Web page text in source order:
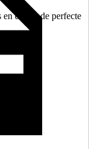
ervaar de perfecte